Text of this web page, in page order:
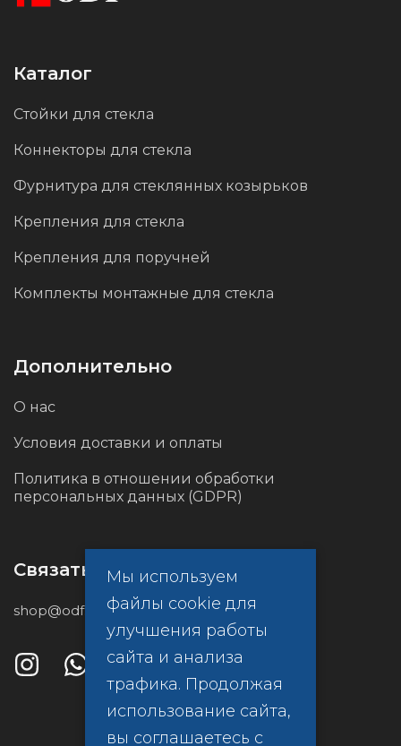
Каталог
Стойки для стекла
Коннекторы для стекла
Фурнитура для стеклянных козырьков
Крепления для стекла
Крепления для поручней
Комплекты монтажные для стекла
Дополнительно
О нас
Условия доставки и оплаты
Политика в отношении обработки
персональных данных (GDPR)
Связаться с нами
shop@odf.global
Мы используем
файлы cookie для
улучшения работы
сайта и анализа
трафика. Продолжая
использование сайта,
вы соглашаетесь с